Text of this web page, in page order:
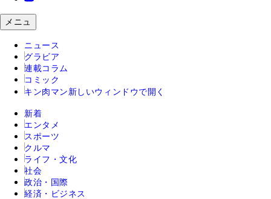
メニュ
ニュース
グラビア
連載コラム
コミック
キン肉マン 新しいウィンドウで開く
新着
エンタメ
スポーツ
クルマ
ライフ・文化
社会
政治・国際
経済・ビジネス